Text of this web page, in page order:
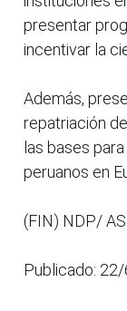
presentar
incentivar la
Además,
repatriación
las bases
peruanos en
(FIN) NDP/
Publicado: